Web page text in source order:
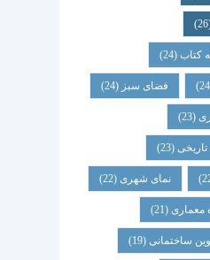
کتاب(24)
فضای سبز (24)
(23)
تاریخی(23)
نمای شهری(22)
معماری(21)
ساختمانی(19)